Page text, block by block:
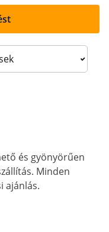
és gyönyörűen
Minden
ajánlás.